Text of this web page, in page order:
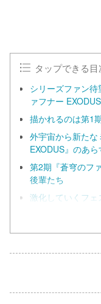
タップできる目
シリーズファン
ァフナー
描かれるのは第1
外宇宙から新た
EXODUS』のあら
第2期『蒼穹のフ
後輩たち
激化していくフェ